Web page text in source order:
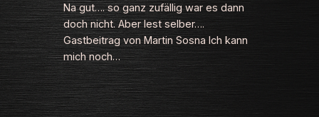
Na gut…. so ganz zufällig war es dann
doch nicht. Aber lest selber….
Gastbeitrag von Martin Sosna Ich kann
mich noch…